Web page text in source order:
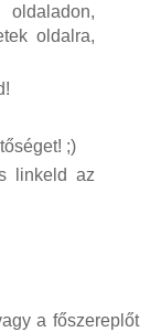
oldalra,
;)
linkeld az
a főszereplőt